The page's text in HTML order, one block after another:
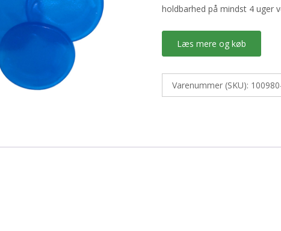
holdbarhed på mindst 4 uger
Læs mere og køb
Varenummer (SKU):